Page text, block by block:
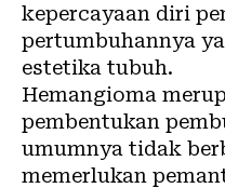
kepercayaan diri
pertumbuhannya
estetika tubuh.
Hemangioma
pembentukan
umumnya tidak
memerlukan